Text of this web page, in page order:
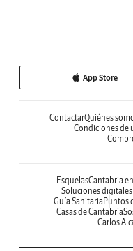
App Store
ContactarQuiénes
Condiciones de
EsquelasCantabria
Soluciones
Guía Sanitaria Puntos
Casas de Cantabria
Carlos